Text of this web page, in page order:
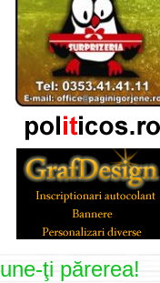
ţi părerea!